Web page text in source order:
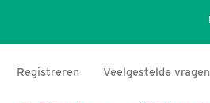
Registreren Veelgestelde vragen